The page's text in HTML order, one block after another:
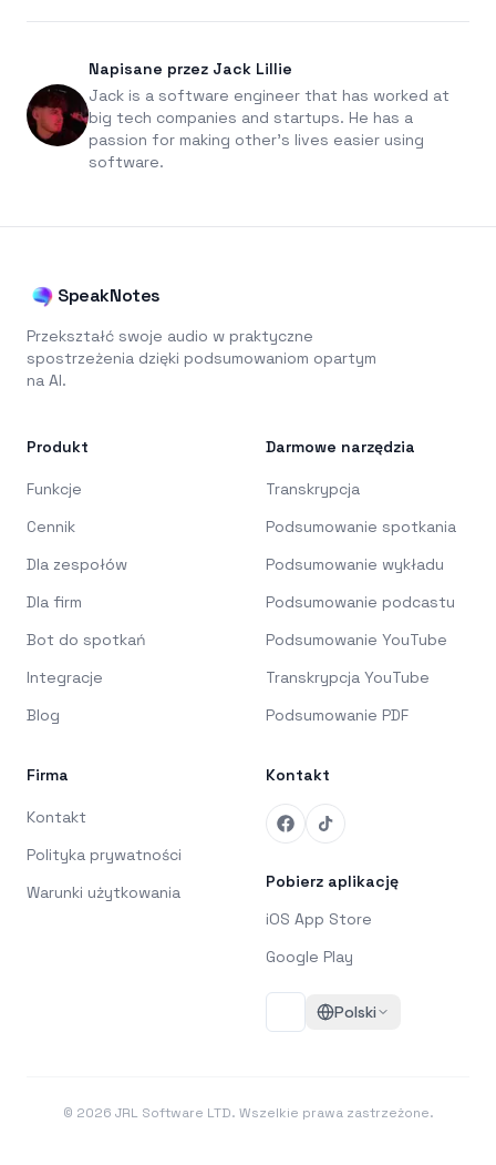
Napisane przez Jack Lillie
Jack is a software engineer that has worked at
big tech companies and startups. He has a
passion for making other's lives easier using
software.
SpeakNotes
Przekształć swoje audio w praktyczne
spostrzeżenia dzięki podsumowaniom opartym
na AI.
Produkt
Funkcje
Cennik
Dla zespołów
Dla firm
Bot do spotkań
Integracje
Blog
Darmowe narzędzia
Transkrypcja
Podsumowanie spotkania
Podsumowanie wykładu
Podsumowanie podcastu
Podsumowanie YouTube
Transkrypcja YouTube
Podsumowanie PDF
Firma
Kontakt
Polityka prywatności
Warunki użytkowania
Kontakt
Pobierz aplikację
iOS App Store
Google Play
Polski
© 2026 JRL Software LTD. Wszelkie prawa zastrzeżone.